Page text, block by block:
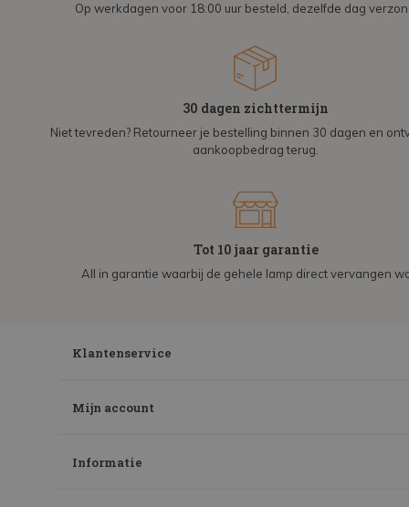
Op werkdagen voor 18:00 uur besteld, dezelfde dag
30 dagen zichttermijn
Niet tevreden? Retourneer je bestelling binnen 30 dagen en
aankoopbedrag terug.
Tot 10 jaar garantie
All in garantie waarbij de gehele lamp direct vervangen
Klantenservice
Mijn account
Informatie